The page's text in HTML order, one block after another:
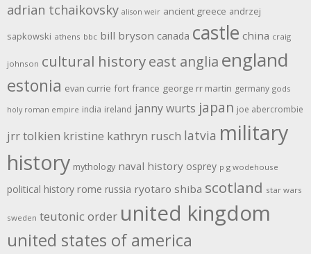
adrian tchaikovsky alison weir ancient greece andrzej
sapkowski athens bbc bill bryson canada castle china craig
johnson cultural historyeast anglia england
estonia evan currie fort france george rr martin germany gods
holy roman empire india ireland janny wurts japan joe abercrombie
jrr tolkien kristine kathryn rusch latvia military
history mythology naval history osprey p g wodehouse
political history rome russia ryotaro shiba scotland star wars
sweden teutonic order united kingdom
united states of america